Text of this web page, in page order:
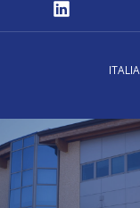
ITALIA